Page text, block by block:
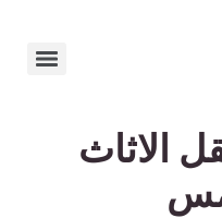
الاثاث